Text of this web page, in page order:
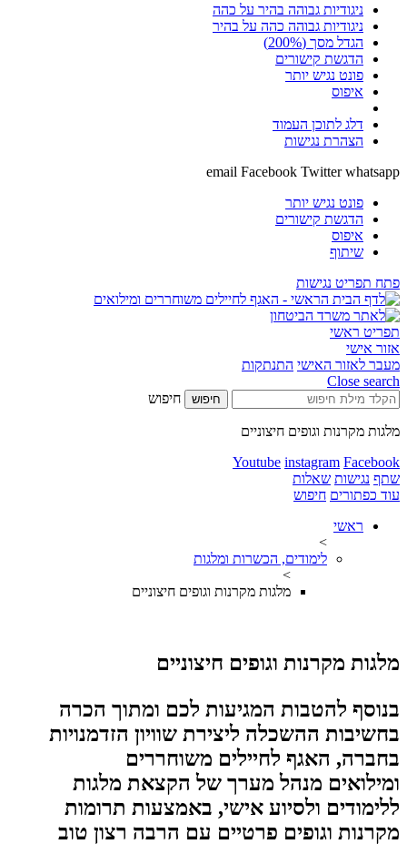
ניגודיות גבוהה בהיר על כהה
ניגודיות גבוהה כהה על בהיר
הגדל מסך (200%)
הדגשת קישורים
פונט נגיש יותר
איפוס
דלג לתוכן העמוד
הצהרת נגישות
email Facebook Twitter whatsapp
פונט נגיש יותר
הדגשת קישורים
איפוס
שיתוף
פתח תפריט נגישות
תפריט ראשי
אזור אישי
מעבר לאזור האישי התנתקות
Close search
חיפוש חיפוש
מלגות מקרנות וגופים חיצוניים
Youtube instagram Facebook
שתף נגישות שאלות
עוד כפתורים חיפוש
ראשי
>
לימודים, הכשרות ומלגות
>
מלגות מקרנות וגופים חיצוניים
מלגות מקרנות וגופים חיצוניים
​בנוסף להטבות המגיעות לכם ומתוך הכרה
בחשיבות ההשכלה ליצירת שוויון הזדמנויות
בחברה, האגף לחיילים משוחררים
ומילואים מנהל מערך של הקצאת מלגות
ללימודים ולסיוע אישי, באמצעות תרומות
מקרנות וגופים פרטיים עם הרבה רצון טוב